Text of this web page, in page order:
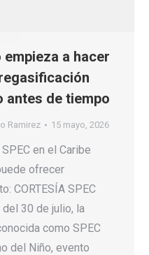
empieza a hacer
antes de tiempo
Ramirez 15 mayo, 2026
en el Caribe
ofrecer
CORTESÍA SPEC
del 30 de julio, la
como SPEC
del Niño, evento